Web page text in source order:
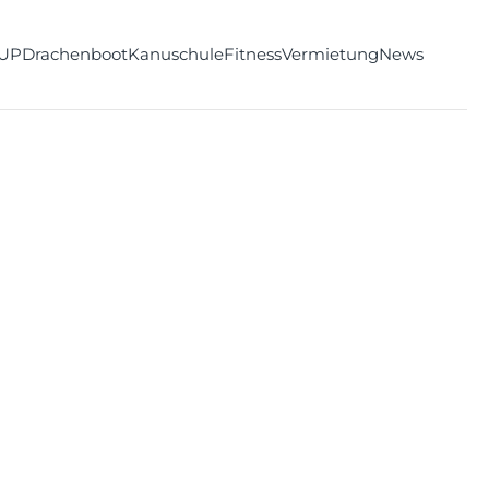
DrachenbootKanuschuleFitnessVermietungNews